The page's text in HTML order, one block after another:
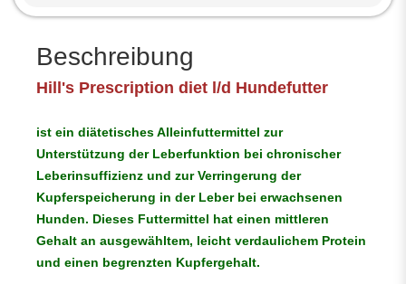
Beschreibung
Hill's Prescription diet l/d Hundefutter
ist ein diätetisches Alleinfuttermittel zur
Unterstützung der Leberfunktion bei chronischer
Leberinsuffizienz und zur Verringerung der
Kupferspeicherung in der Leber bei erwachsenen
Hunden. Dieses Futtermittel hat einen mittleren
Gehalt an ausgewähltem, leicht verdaulichem Protein
und einen begrenzten Kupfergehalt.